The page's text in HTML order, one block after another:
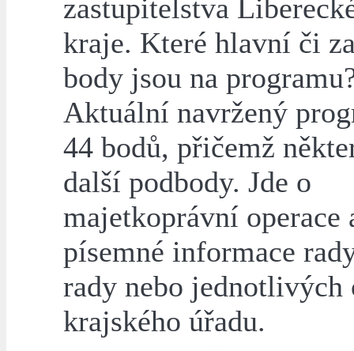
zastupitelstva
kraje. Které hlavní či
body jsou na
Aktuální navržený
44 bodů, přičemž
další podbody. Jde o
majetkoprávní operace
písemné informace
rady nebo jednotlivých
krajského úřadu.